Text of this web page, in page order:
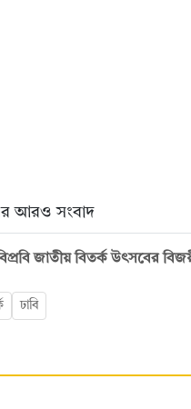
আরও সংবাদ
জাতীয় বিতর্ক উৎসবের
ঢাবি